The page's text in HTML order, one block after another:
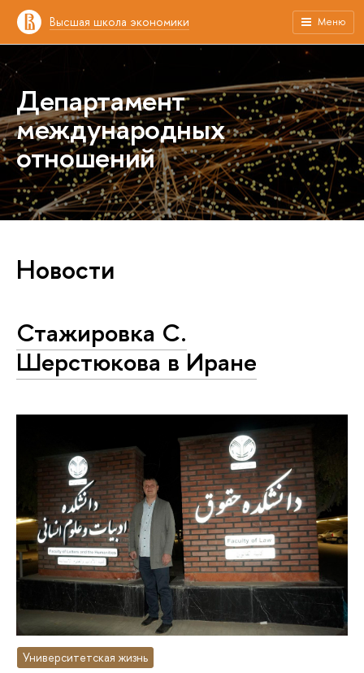
Высшая школа экономики Меню
Департамент
международных
отношений
Новости
Стажировка С.
Шерстюкова в Иране
Университетская жизнь